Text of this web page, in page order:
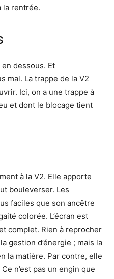
la rentrée.
dessous. Et
mal. La trappe de la V2
Ici, on a une trappe à
et dont le blocage tient
à la V2. Elle apporte
bouleverser. Les
faciles que son ancêtre
colorée. L’écran est
complet. Rien à reprocher
gestion d’énergie ; mais la
la matière. Par contre, elle
n’est pas un engin que